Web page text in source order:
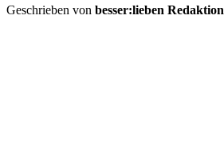
Geschrieben von besser:lieben Redaktion